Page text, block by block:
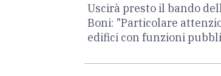
Uscirà presto il bando
Boni: "Particolare
edifici con funzioni